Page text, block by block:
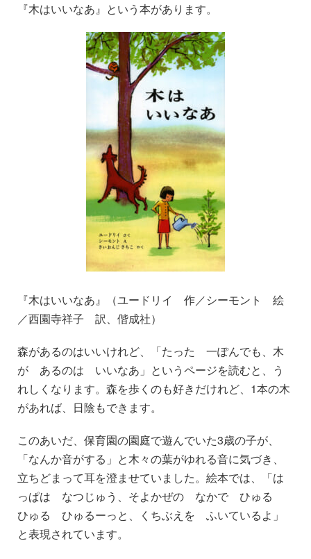
『木はいいなあ』という本があります。
『木はいいなあ』（ユードリイ 作／シーモント 絵
／西園寺祥子 訳、偕成社）
森があるのはいいけれど、「たった 一ぽんでも、木
が あるのは いいなあ」というページを読むと、う
れしくなります。森を歩くのも好きだけれど、1本の木
があれば、日陰もできます。
このあいだ、保育園の園庭で遊んでいた3歳の子が、
「なんか音がする」と木々の葉がゆれる音に気づき、
立ちどまって耳を澄ませていました。絵本では、「は
っぱは なつじゅう、そよかぜの なかで ひゅる
ひゅる ひゅるーっと、くちぶえを ふいているよ」
と表現されています。